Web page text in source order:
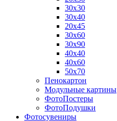
30х30
30х40
20х45
30х60
30х90
40х40
40х60
50х70
Пенокартон
Модульные картины
ФотоПостеры
ФотоПодушки
Фотоcувениры